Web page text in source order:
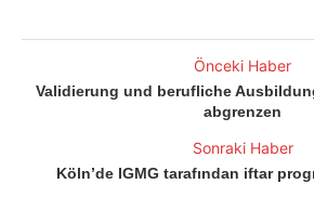
Önceki Haber
Validierung und berufliche
abgrenzen
Sonraki Haber
Köln’de IGMG tarafından iftar